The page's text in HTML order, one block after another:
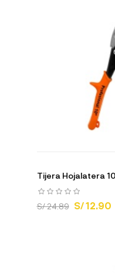
Tijera Hojalatera
S/ 24.89 S/ 12.90